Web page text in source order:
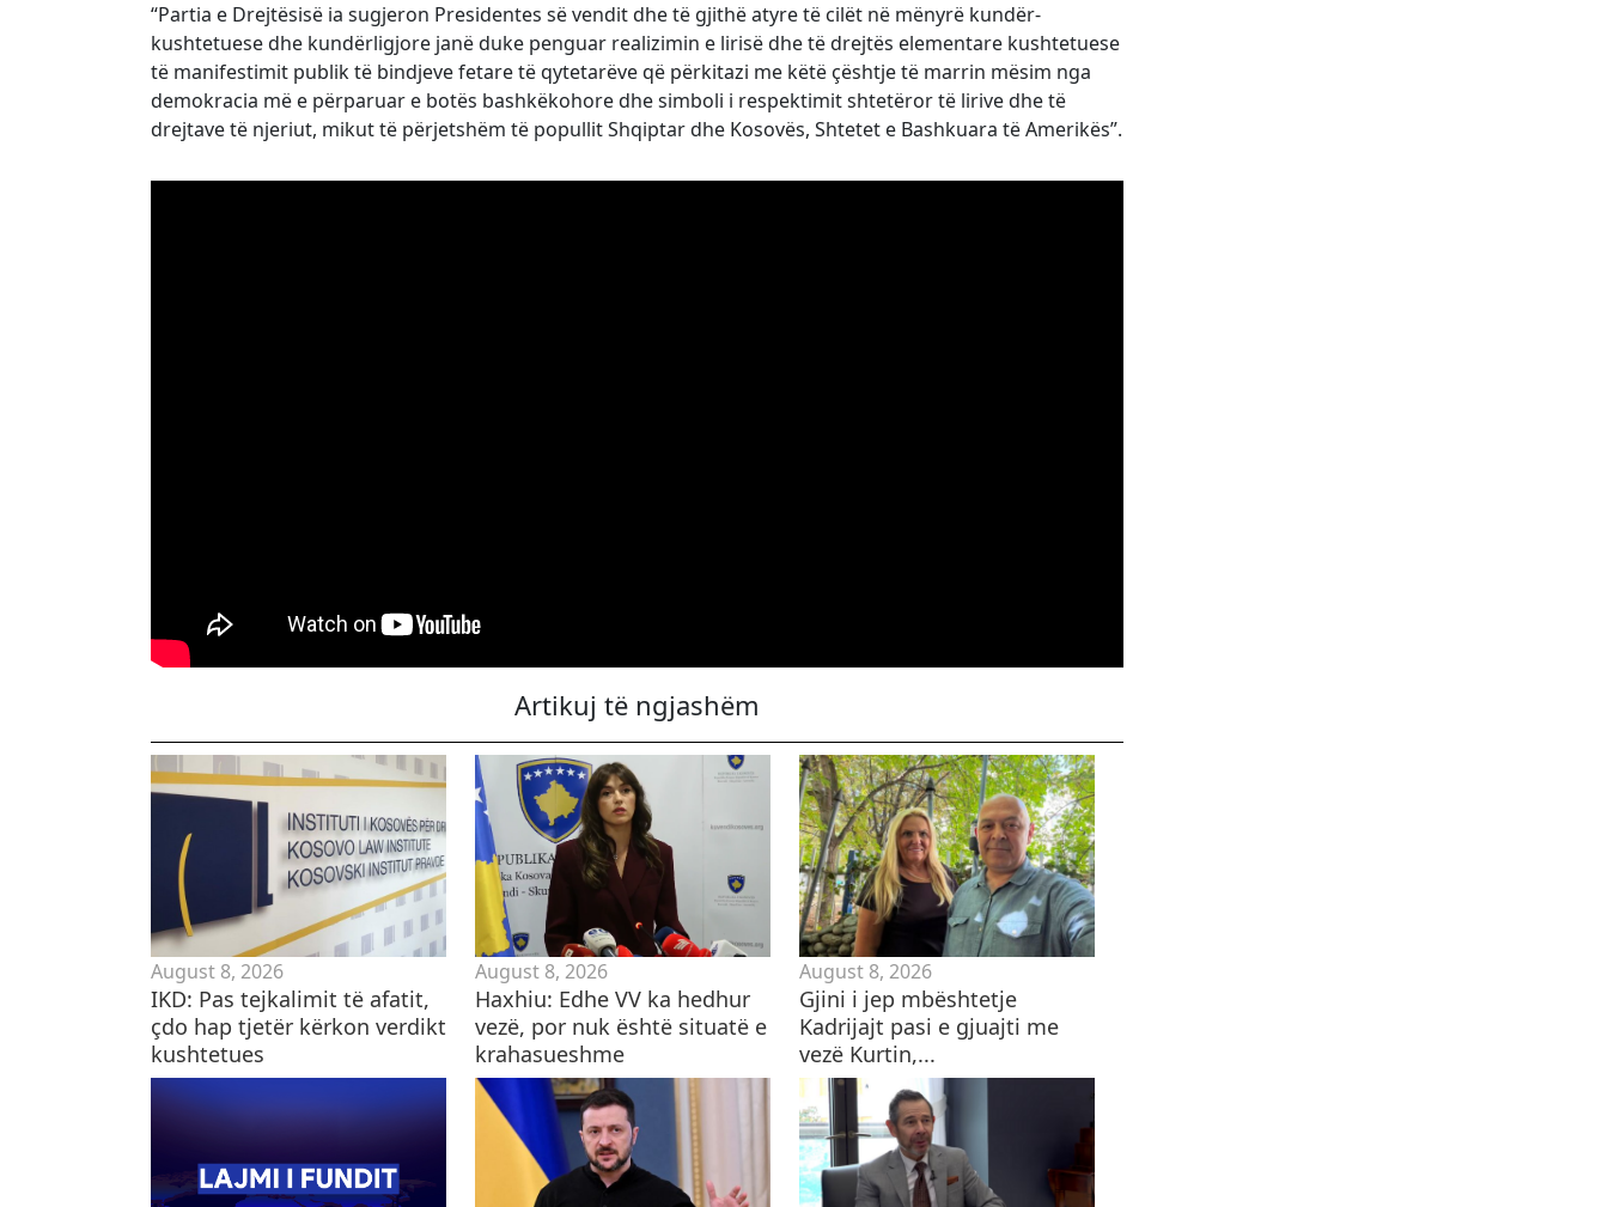
“Partia e Drejtësisë ia sugjeron Presidentes së vendit dhe të gjithë atyre të cilët në mënyrë kundër-
kushtetuese dhe kundërligjore janë duke penguar realizimin e lirisë dhe të drejtës elementare kushtetuese
të manifestimit publik të bindjeve fetare të qytetarëve që përkitazi me këtë çështje të marrin mësim nga
demokracia më e përparuar e botës bashkëkohore dhe simboli i respektimit shtetëror të lirive dhe të
drejtave të njeriut, mikut të përjetshëm të popullit Shqiptar dhe Kosovës, Shtetet e Bashkuara të Amerikës”.
Artikuj të ngjashëm
August 8, 2026
IKD: Pas tejkalimit të afatit,
çdo hap tjetër kërkon verdikt
kushtetues
August 8, 2026
Haxhiu: Edhe VV ka hedhur
vezë, por nuk është situatë e
krahasueshme
August 8, 2026
Gjini i jep mbështetje
Kadrijajt pasi e gjuajti me
vezë Kurtin,...